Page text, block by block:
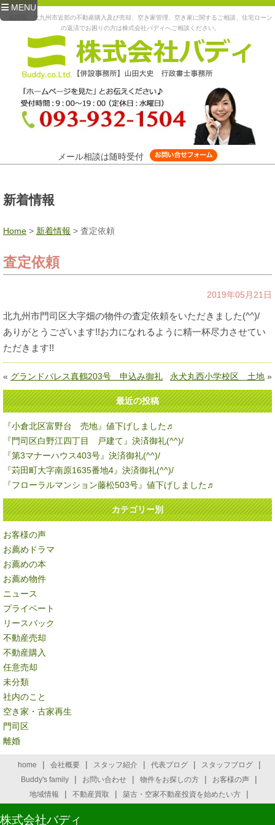
MENU
福岡県、北九州市近郊の不動産購入及び売却、空き家管理、空き家に関するご相談、住宅ローン
の返済でお困りの方は株式会社バディへご相談ください。
メール相談は随時受付
新着情報
Home > 新着情報 > 査定依頼
査定依頼
2019年05月21日
北九州市門司区大字畑の物件の査定依頼をいただきました(^^)/
ありがとうございます!!お力になれるように精一杯尽力させてい
ただきます!!
« グランドパレス真鶴203号 申込み御礼 永犬丸西小学校区 土地 »
最近の投稿
『小倉北区富野台 売地』値下げしました♬
『門司区白野江四丁目 戸建て』決済御礼(^^)/
『第3マナーハウス403号』決済御礼(^^)/
『苅田町大字南原1635番地4』決済御礼(^^)/
『フローラルマンション藤松503号』値下げしました♬
カテゴリー別
お客様の声
お薦めドラマ
お薦めの本
お薦め物件
ニュース
プライベート
リースバック
不動産売却
不動産購入
任意売却
未分類
社内のこと
空き家・古家再生
門司区
離婚
home | 会社概要 | スタッフ紹介 | 代表ブログ | スタッフブログ |
Buddy's family | お問い合わせ | 物件をお探しの方 | お客様の声 |
地域情報 | 不動産買取 | 築古・空家不動産投資を始めたい方 |
株式会社バディ